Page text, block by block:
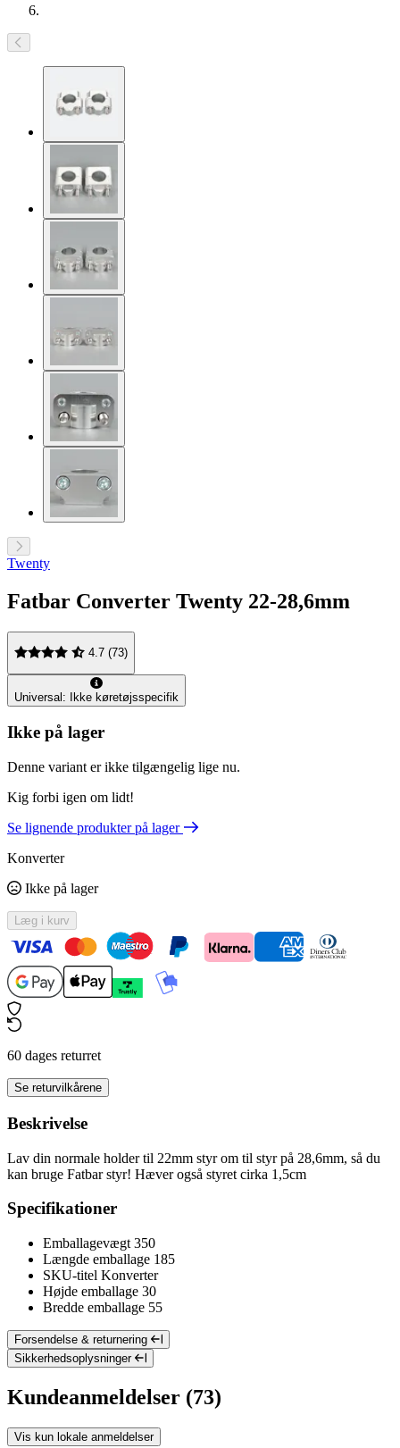
Twenty
Fatbar Converter Twenty 22-28,6mm
4.7 (73)
Universal: Ikke køretøjsspecifik
Ikke på lager
Denne variant er ikke tilgængelig lige nu.
Kig forbi igen om lidt!
Se lignende produkter på lager
Konverter
Ikke på lager
Læg i kurv
60 dages returret
Se returvilkårene
Beskrivelse
Lav din normale holder til 22mm styr om til styr på 28,6mm, så du
kan bruge Fatbar styr! Hæver også styret cirka 1,5cm
Specifikationer
Emballagevægt 350
Længde emballage 185
SKU-titel Konverter
Højde emballage 30
Bredde emballage 55
Forsendelse & returnering
Sikkerhedsoplysninger
Kundeanmeldelser (73)
Vis kun lokale anmeldelser